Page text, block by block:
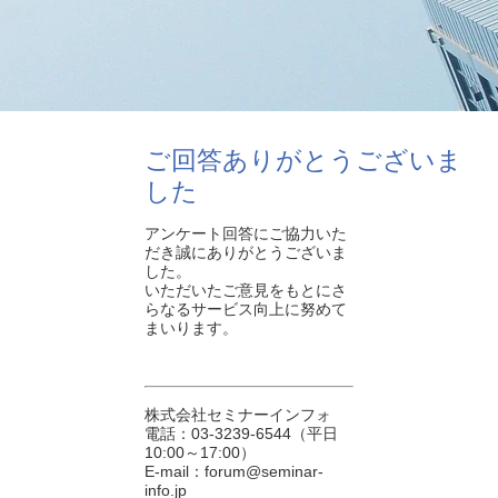
ご回答ありがとうございま
した
アンケート回答にご協力いた
だき誠にありがとうございま
した。
いただいたご意見をもとにさ
らなるサービス向上に努めて
まいります。
株式会社セミナーインフォ
電話：03-3239-6544（平日
10:00～17:00）
E-mail：forum@seminar-
info.jp